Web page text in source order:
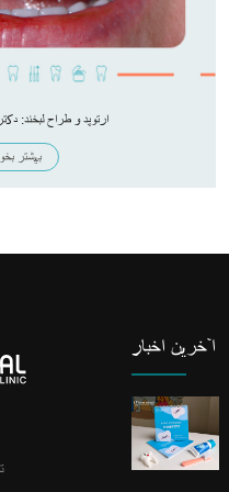
۴.⁠ ⁠ارتوپد و طراح لبخند:
بیشتر
آخرین اخبار